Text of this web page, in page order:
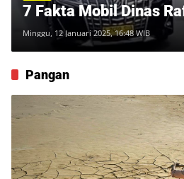
7 Fakta Mobil Dinas
Minggu, 12 Januari 2025, 16:48 WIB
Pangan